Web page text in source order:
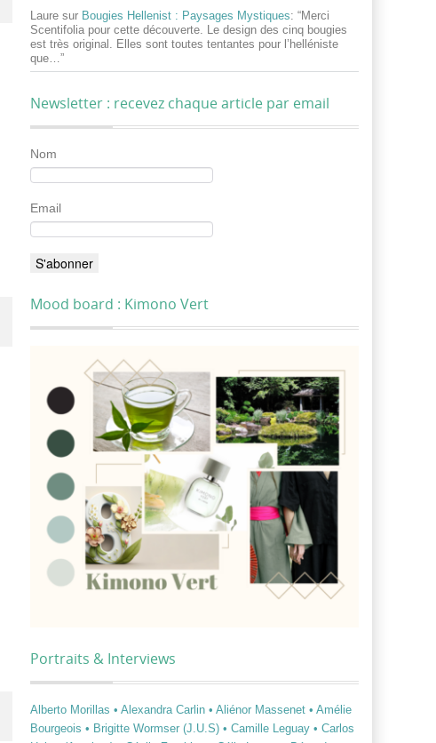
Laure sur Bougies Hellenist : Paysages Mystiques: “Merci
Scentifolia pour cette découverte. Le design des cinq bougies
est très original. Elles sont toutes tentantes pour l’helléniste
que… ”
Newsletter : recevez chaque article par email
Nom
Email
Mood board : Kimono Vert
Portraits & Interviews
Alberto Morillas • Alexandra Carlin • Aliénor Massenet • Amélie
Bourgeois • Brigitte Wormser (J.U.S) • Camille Leguay • Carlos